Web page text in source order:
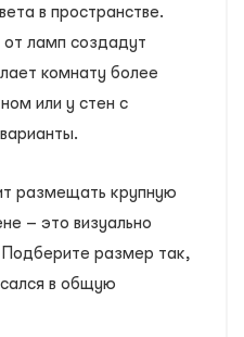
в пространстве.
от ламп создадут
комнату более
или у стен с
размещать крупную
– это визуально
размер так,
в общую